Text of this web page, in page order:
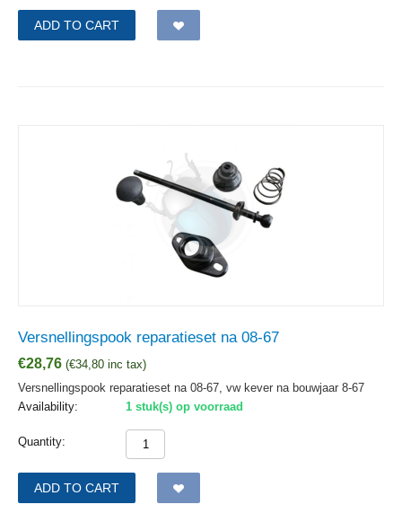
ADD TO CART
Versnellingspook reparatieset na 08-67
€28,76 (€34,80 inc tax)
Versnellingspook reparatieset na 08-67, vw kever na bouwjaar 8-67
Availability:
1 stuk(s) op voorraad
Quantity:
ADD TO CART